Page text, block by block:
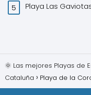
Playa Las
🌞 Las mejores Playas de
Cataluña
Playa de la